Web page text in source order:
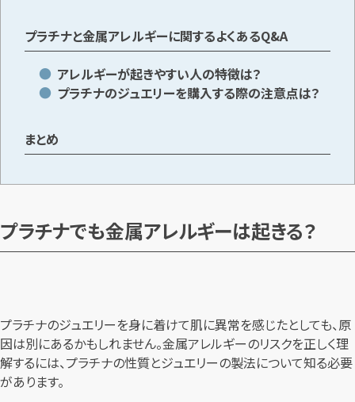
プラチナと金属アレルギーに関するよくあるQ&A
アレルギーが起きやすい人の特徴は？
プラチナのジュエリーを購入する際の注意点は？
まとめ
プラチナでも金属アレルギーは起きる？
プラチナのジュエリーを身に着けて肌に異常を感じたとしても、原
因は別にあるかもしれません。金属アレルギーのリスクを正しく理
解するには、プラチナの性質とジュエリーの製法について知る必要
があります。